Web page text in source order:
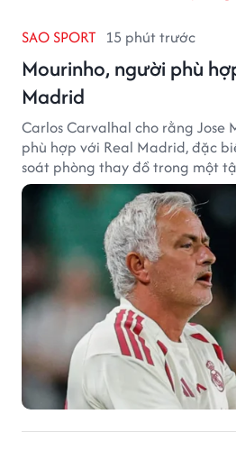
SAO SPORT 15 phút trước
Mourinho, người phù
Madrid
Carlos Carvalhal cho rằng Jose
phù hợp với Real Madrid, đặc
soát phòng thay đồ trong một
lại sự ổn định.